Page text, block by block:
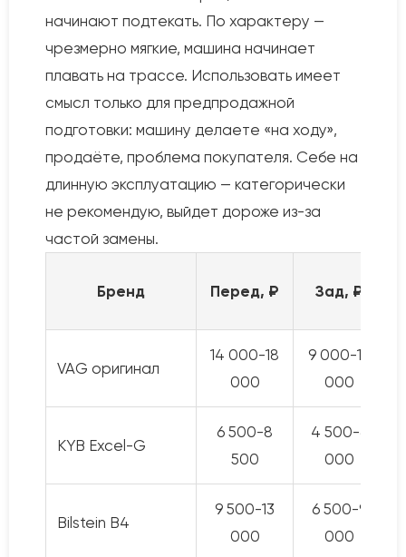
начинают подтекать. По характеру —
чрезмерно мягкие, машина начинает
плавать на трассе. Использовать имеет
смысл только для предпродажной
подготовки: машину делаете «на ходу»,
продаёте, проблема покупателя. Себе на
длинную эксплуатацию — категорически
не рекомендую, выйдет дороже из-за
частой замены.
Бренд Перед, ₽ Зад, ₽
VAG оригинал
14 000-18
000
9 000-12
000
KYB Excel-G
6 500-8
500
4 500-6
000
Bilstein B4
9 500-13
000
6 500-9
000